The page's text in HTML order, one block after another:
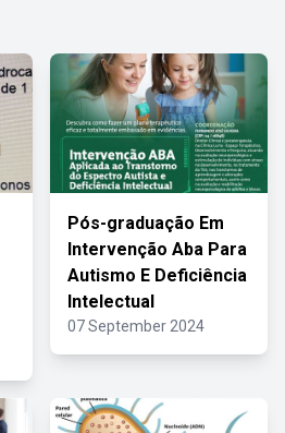
Pós-graduação Em
Intervenção Aba Para
Autismo E Deficiência
Intelectual
07 September 2024